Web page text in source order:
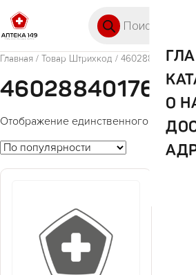
О
Главная / Товар Штрихкод / 4602884017622
4602884017622
Отображение единственного товара